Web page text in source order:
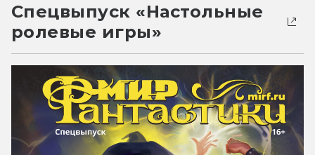
Спецвыпуск «Настольные
ролевые игры»